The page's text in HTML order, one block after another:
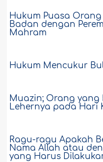
Hukum Puasa
Badan dengan
Mahram
Hukum Mencukur
Muazin; Orang yang
Lehernya pada Hari
Ragu-ragu Apakah
Nama Allah atau
yang Harus